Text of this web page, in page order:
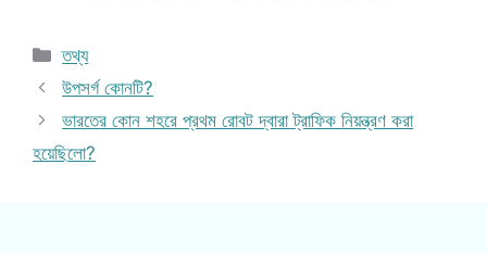
Categories
তথ্য
উপসর্গ কোনটি?
ভারতের কোন শহরে প্রথম রোবট দ্বারা ট্রাফিক নিয়ন্ত্রণ করা
হয়েছিলো?